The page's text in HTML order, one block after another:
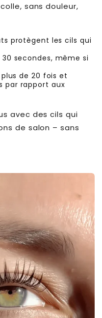
sans douleur,
protègent les cils qui
30 secondes, même si
de 20 fois et
par rapport aux
avec des cils qui
de salon – sans